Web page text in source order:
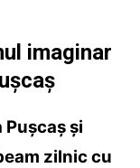
imaginar
și
zilnic cu